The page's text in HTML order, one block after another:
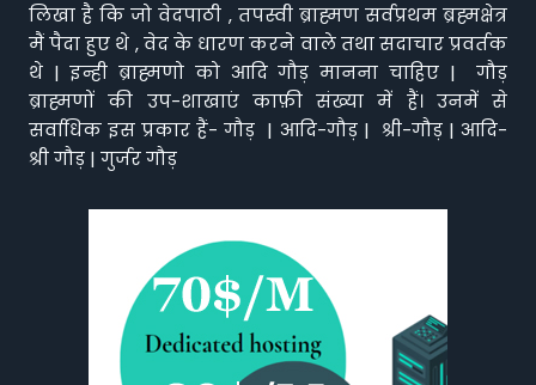
लिखा है कि जो वेदपाठी , तपस्वी ब्राह्मण सर्वप्रथम ब्रह्मक्षेत्र
मैं पैदा हुए थे , वेद के धारण करने वाले तथा सदाचार प्रवर्तक
थे | इन्ही ब्राह्मणो को आदि गौड़ मानना चाहिए | गौड़
ब्राह्मणों की उप-शाखाएं काफ़ी संख्या में हैं। उनमें से
सर्वाधिक इस प्रकार हैं- गौड़ | आदि-गौड़ | श्री-गौड़ | आदि-
श्री गौड़ | गुर्जर गौड़